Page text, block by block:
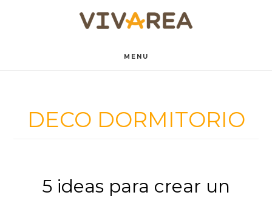
MENU
DECO DORMITORIO
5 ideas para crear un